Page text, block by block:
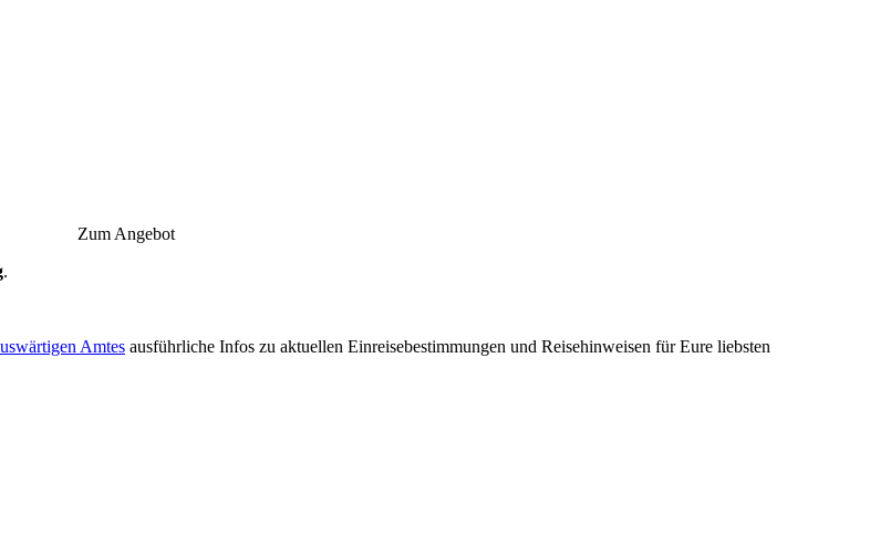
Zum Angebot
.
Amtes ausführliche Infos zu aktuellen Einreisebestimmungen und Reisehinweisen für Eure liebsten